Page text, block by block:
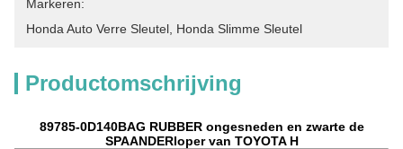
Markeren:
Honda Auto Verre Sleutel Honda Slimme Sleutel
Productomschrijving
89785-0D140BAG RUBBER ongesneden en zwarte de
SPAANDERloper van TOYOTA H